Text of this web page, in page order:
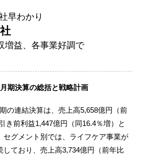
早わかり
増益、各事業好調で
期決算の総括と戦略計画
の連結決算は、売上高5,658億円（前
き前利益1,447億円（同16.4％増）と
セグメント別では、ライフケア事業が
しており、売上高3,734億円（前年比